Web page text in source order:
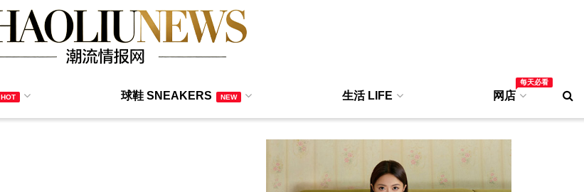
HOT 球鞋 SNEAKERS NEW 生活 LIFE 网店
每天必看